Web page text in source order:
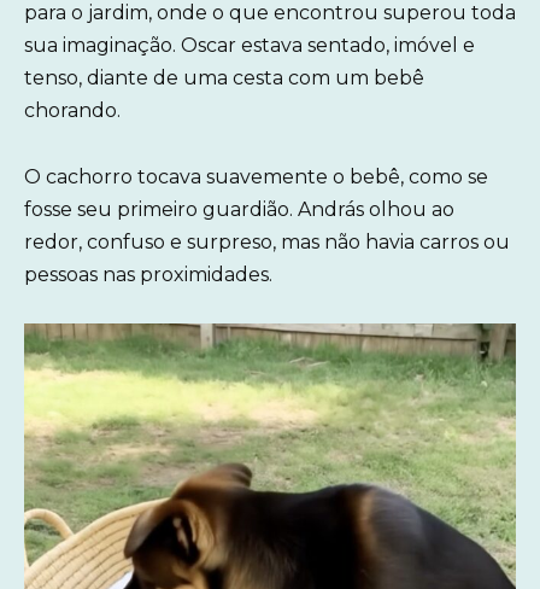
para o jardim, onde o que encontrou superou toda
sua imaginação. Oscar estava sentado, imóvel e
tenso, diante de uma cesta com um bebê
chorando.
O cachorro tocava suavemente o bebê, como se
fosse seu primeiro guardião. András olhou ao
redor, confuso e surpreso, mas não havia carros ou
pessoas nas proximidades.